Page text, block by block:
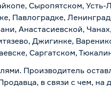
Сыропятском, Усть-
Павлоградке,
Анастасиевской,
Джигинке,
Саргатском,
Производитель
в связи с чем, на